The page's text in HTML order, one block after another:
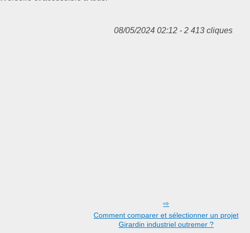
08/05/2024 02:12 - 2 413 cliques
Comment comparer et sélectionner un projet
Girardin industriel outremer ?